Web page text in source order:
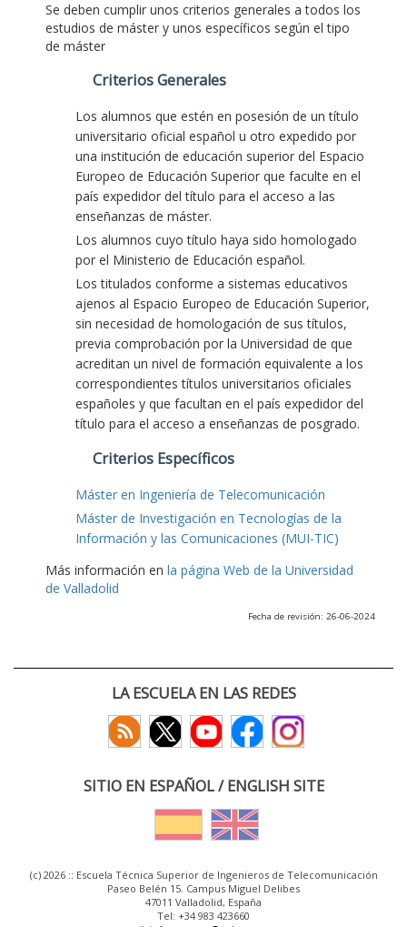
Se deben cumplir unos criterios generales a todos los
estudios de máster y unos específicos según el tipo
de máster
Criterios Generales
Los alumnos que estén en posesión de un título
universitario oficial español u otro expedido por
una institución de educación superior del Espacio
Europeo de Educación Superior que faculte en el
país expedidor del título para el acceso a las
enseñanzas de máster.
Los alumnos cuyo título haya sido homologado
por el Ministerio de Educación español.
Los titulados conforme a sistemas educativos
ajenos al Espacio Europeo de Educación Superior,
sin necesidad de homologación de sus títulos,
previa comprobación por la Universidad de que
acreditan un nivel de formación equivalente a los
correspondientes títulos universitarios oficiales
españoles y que facultan en el país expedidor del
título para el acceso a enseñanzas de posgrado.
Criterios Específicos
Máster en Ingeniería de Telecomunicación
Máster de Investigación en Tecnologías de la
Información y las Comunicaciones (MUI-TIC)
Más información en la página Web de la Universidad
de Valladolid
Fecha de revisión: 26-06-2024
LA ESCUELA EN LAS REDES
SITIO EN ESPAÑOL / ENGLISH SITE
(c) 2026 :: Escuela Técnica Superior de Ingenieros de Telecomunicación
Paseo Belén 15. Campus Miguel Delibes
47011 Valladolid, España
Tel: +34 983 423660